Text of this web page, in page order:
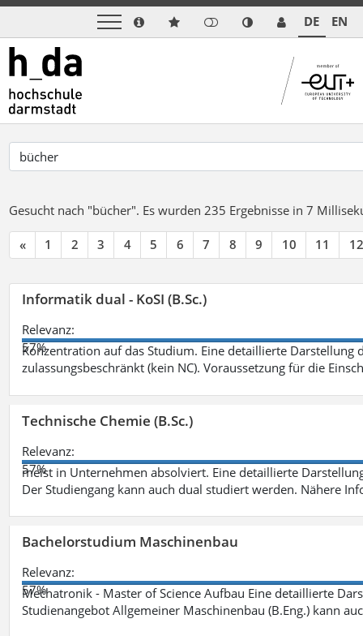
DE EN
Gesucht nach "bücher". Es wurden 235 Ergebnisse in 7
« 1 2 3 4 5 6 7 8 9 10 11 12
Informatik dual - KoSI (B.Sc.)
Relevanz:
57%
Konzentration auf das Studium. Eine detaillierte
zulassungsbeschränkt (kein NC). Voraussetzung für die
Technische Chemie (B.Sc.)
Relevanz:
57%
meist in Unternehmen absolviert. Eine detaillierte
Der Studiengang kann auch dual studiert werden. Nähere
Bachelorstudium Maschinenbau
Relevanz:
57%
Mechatronik - Master of Science Aufbau Eine detaillierte
Studienangebot Allgemeiner Maschinenbau (B.Eng.) kann